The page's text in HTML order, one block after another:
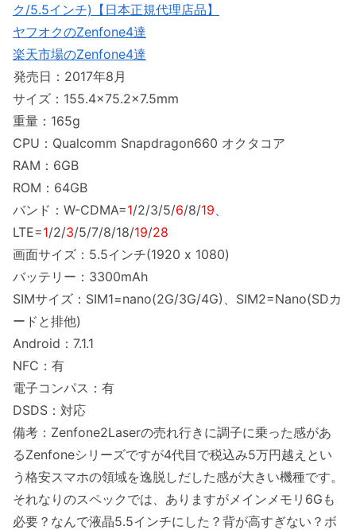
ク/5.5インチ)【日本正規代理店品】
ヤフオクのZenfone4達
楽天市場のZenfone4達
発売日：2017年8月
サイズ：155.4×75.2×7.5mm
重量：165g
CPU：Qualcomm Snapdragon660 オクタコア
RAM：6GB
ROM：64GB
バンド：W-CDMA=1/2/3/5/6/8/19
LTE=1/2/3/5/7/8/18/19/28
画面サイズ：5.5インチ(1920 x 1080)
バッテリー：3300mAh
SIMサイズ：SIM1=nano(2G/3G/4G)、SIM2=Nano(SDカ
ードと排他)
Android：7.1.1
NFC：有
電子コンパス：有
DSDS：対応
備考：Zenfone2Laserの売れ行きに調子に乗った感があ
るZenfoneシリーズですが4代目で税込み5万円越えとい
う格安スマホの領域を逸脱しだした感が大きい機種です。
それなりのスペックでは、ありますがメインメモリ6Gも
必要？なんで液晶5.5インチにした？背が高すぎない？ボ